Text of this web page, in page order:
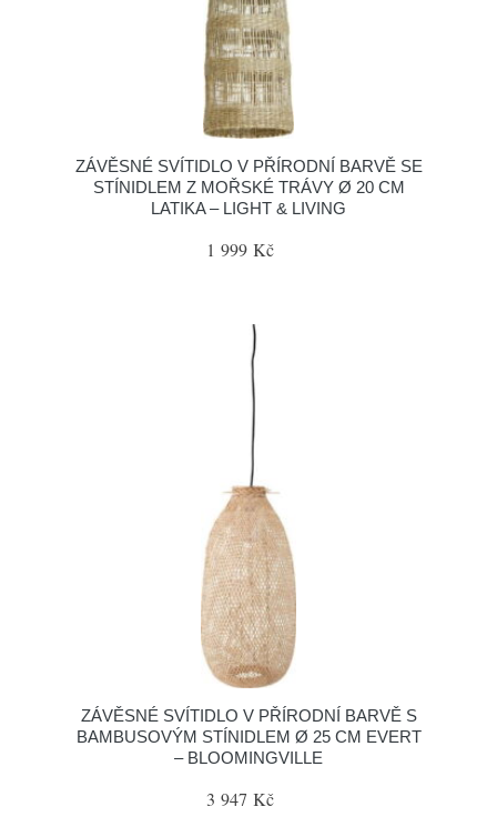
ZÁVĚSNÉ SVÍTIDLO V PŘÍRODNÍ BARVĚ SE
STÍNIDLEM Z MOŘSKÉ TRÁVY Ø 20 CM
LATIKA – LIGHT & LIVING
1 999 Kč
ZÁVĚSNÉ SVÍTIDLO V PŘÍRODNÍ BARVĚ S
BAMBUSOVÝM STÍNIDLEM Ø 25 CM EVERT
– BLOOMINGVILLE
3 947 Kč